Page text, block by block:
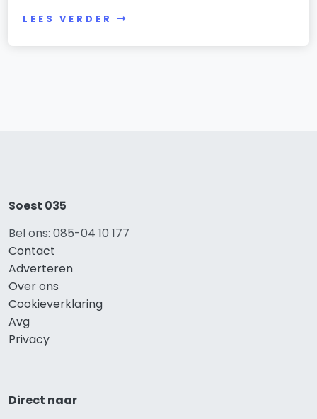
LEES VERDER
Soest 035
Bel ons: 085-04 10 177
Contact
Adverteren
Over ons
Cookieverklaring
Avg
Privacy
Direct naar